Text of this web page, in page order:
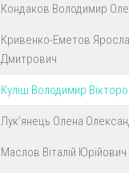
Кондаков Володимир
Кривенко-Еметов
Дмитрович
Куліш Володимир
Лук’янець Олена
Маслов Віталій Юрійович